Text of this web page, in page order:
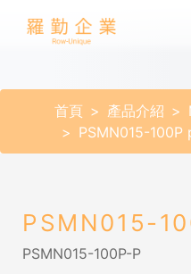
首頁 產品介紹
PSMN015-100P
PSMN015-
PSMN015-100P-P